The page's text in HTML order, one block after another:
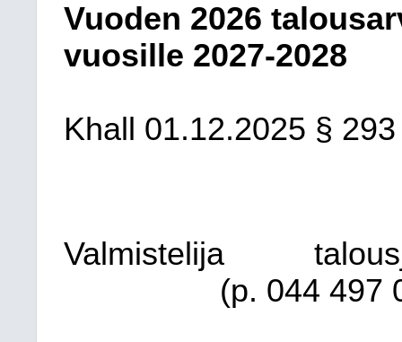
Vuoden 2026
vuosille 2027-2028
Khall 01.12.2025 § 293
Valmistelija
(p. 044 497